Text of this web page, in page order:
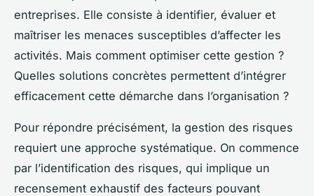
entreprises. Elle consiste à identifier, évaluer et
maîtriser les menaces susceptibles d’affecter les
activités. Mais comment optimiser cette gestion ?
Quelles solutions concrètes permettent d’intégrer
efficacement cette démarche dans l’organisation ?
Pour répondre précisément, la gestion des risques
requiert une approche systématique. On commence
par l’identification des risques, qui implique un
recensement exhaustif des facteurs pouvant